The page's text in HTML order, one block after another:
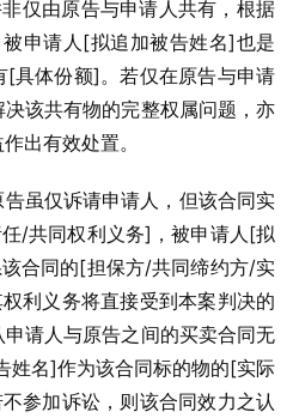
仅由原告与申请人共有，根据
申请人[拟追加被告姓名]也是
[具体份额]。若仅在原告与申请
该共有物的完整权属问题，亦
出有效处置。
虽仅诉请申请人，但该合同实
/共同权利义务]，被申请人[拟
合同的[担保方/共同缔约方/实
利义务将直接受到本案判决的
请人与原告之间的买卖合同无
姓名]作为该合同标的物的[实际
参加诉讼，则该合同效力之认